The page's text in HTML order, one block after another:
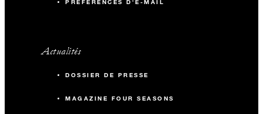
PRÉFÉRENCES D'E-MAIL
Actualités
DOSSIER DE PRESSE
MAGAZINE FOUR SEASONS